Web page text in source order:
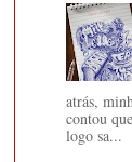
atrás,
contou
logo sa...